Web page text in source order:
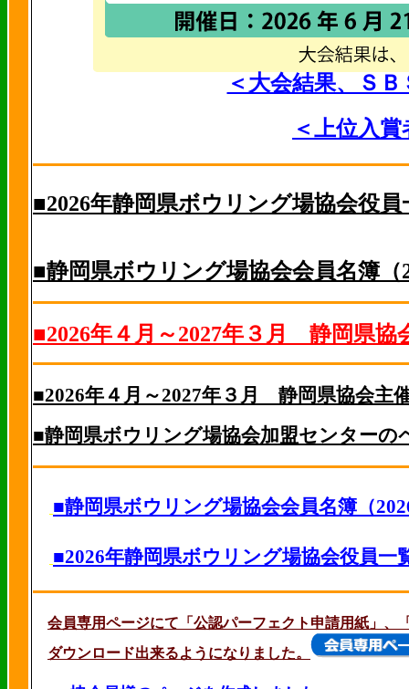
＜大会結果、Ｓ
＜上位入
■2026年静岡県ボウリング場協会役
■静岡県ボウリング場協会会員名簿
■2026年４月～2027年３月 静岡県
■2026年４月～2027年３月 静岡県協会主
■静岡県ボウリング場協会加盟センターの
■静岡県ボウリング場協会会員名簿（
■2026年静岡県ボウリング場協会役員一
会員専用ページにて「公認パーフェクト申請用紙」、
ダウンロード出来るようになりました。